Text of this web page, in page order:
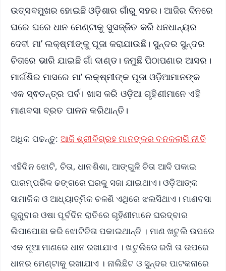
ଉତ୍ସବମୁଖର ହୋଇଛି ଓଡ଼ିଶାର ଗାଁରୁ ସହର। ଆଜିର ଦିନରେ
ଘରେ ଘରେ ଧାନ ମେଣ୍ଟାକୁ ସୁସଜ୍ଜିତ କରି ଧନଧାନ୍ୟର
ଦେବୀ ମା’ ଲକ୍ଷ୍ମୀଙ୍କୁ ପୂଜା କରାଯାଉଛି। ସୁନ୍ଦର ସୁନ୍ଦର
ଚିତାରେ ଭାରି ଯାଇଛି ଗାଁ ଦାଣ୍ଡ। ଜମୁଛି ପିଠାପଣାର ଆସର।
ମାର୍ଗଶିର ମାସରେ ମା’ ଲକ୍ଷ୍ମୀଙ୍କ ପୂଜା ଓଡ଼ିଆମାନଙ୍କ
ଏକ ସ୍ଵତନ୍ତ୍ର ପର୍ବ। ଖାସ କରି ଓଡ଼ିଆ ଗୃହିଣୀମାନେ ଏହି
ମାଣବସା ବ୍ରତ ପାଳନ କରିଥାନ୍ତି।
ଅଧିକ ପଢନ୍ତୁ: ଆଜି ଶ୍ରୀବିଗ୍ରହ ମାନଙ୍କର ବନକଲାଗି ନୀତି
ଏହିଦିନ ଝୋଟି, ଚିତା, ଧାନଶିଶା, ଆଙ୍ଗୁଳି ଚିତା ଆଦି ପକାଇ
ପାରମ୍ପରିକ ଢଙ୍ଗରେ ଘରକୁ ସଜା ଯାଇଥାଏ। ଓଡ଼ିଆଙ୍କ
ସାମାଜିକ ଓ ଆଧ୍ୟାତ୍ମିକ ଚଳଣି ଏଥିରେ ଝଲସିଥାଏ। ମାଣବସା
ଗୁରୁବାର ଓଷା ପୂର୍ବଦିନ ରାତିରେ ଗୃହିଣୀମାନେ ଘରଦ୍ବାର
ଲିପାପୋଛା କରି ଝୋଟିଚିତା ପକାଇଥାନ୍ତି । ମାଣ ଖଟୁଲି ଉପରେ
ଏକ ନୂଆ ମାଣରେ ଧାନ ରଖାଯାଏ । ଖଟୁଲିରେ ରଖି ତା ଉପରେ
ଧାନର ମେଣ୍ଟାକୁ ରଖାଯାଏ । ନାଲିଛିଟ ଓ ସୁନ୍ଦର ପାଟକନାରେ